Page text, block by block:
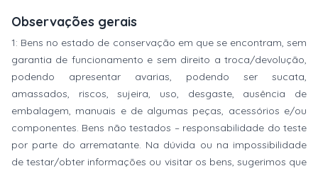
Observações gerais
1: Bens no estado de conservação em que se encontram, sem
garantia de funcionamento e sem direito a troca/devolução,
podendo apresentar avarias, podendo ser sucata,
amassados, riscos, sujeira, uso, desgaste, ausência de
embalagem, manuais e de algumas peças, acessórios e/ou
componentes. Bens não testados – responsabilidade do teste
por parte do arrematante. Na dúvida ou na impossibilidade
de testar/obter informações ou visitar os bens, sugerimos que